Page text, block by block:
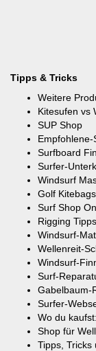
Tipps & Tricks
Weitere
Kitesufen vs
SUP Shop
Surfboard
Surfer-
Windsurf
Golf
Surf Shop
Rigging Tipps
Windsurf-
Wellenreit-
Windsurf-
Surf-
Gabelbaum-
Surfer-
Wo du
Shop für
Tipps, Tricks